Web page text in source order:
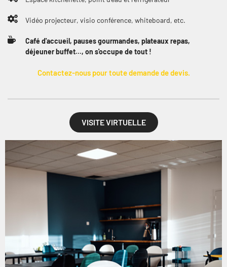
Vidéo projecteur, visio conférence, whiteboard, etc.
Café d'accueil, pauses gourmandes, plateaux repas,
déjeuner buffet..., on s'occupe de tout !
Contactez-nous pour toute demande de devis.
VISITE VIRTUELLE